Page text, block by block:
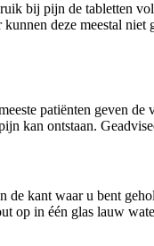
bij pijn de tabletten
deze meestal niet
patiënten geven
kan ontstaan.
de kant waar u bent
op in één glas lauw